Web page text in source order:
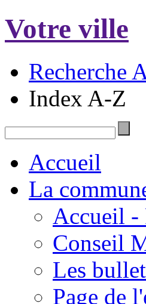
Votre ville
Recherche
Index A-Z
Accueil
La
Accueil -
Conseil
Les
Page de